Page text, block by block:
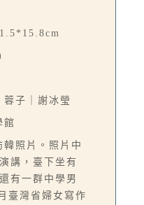
蓉子｜謝冰瑩
館
照片。照片中
講，臺下坐有
有一群中學男
臺灣省婦女寫作